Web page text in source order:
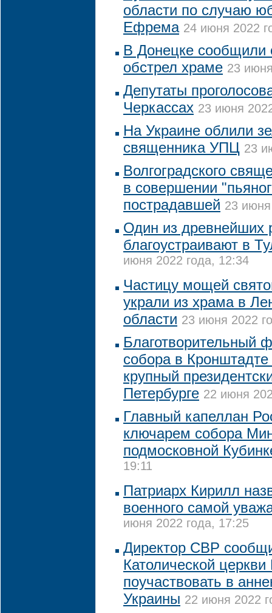
области по случаю
Ефрема 24 июня 2022
В Донецке
обстрел храме 23
Депутаты
Черкассах 23 июня
На Украине облили
священника УПЦ 23
Волгоградского
в совершении
пострадавшей 23
Один из древнейших
благоустраивают в
июня 2022 года, 12:34
Частицу мощей
украли из храма в
области 23 июня 2022
Благотворительный
собора в
крупный
Петербурге 22 июня
Главный капеллан
ключарем собора
подмосковной
19:11
Патриарх Кирилл
военного самой
июня 2022 года, 17:25
Директор СВР
Католической
поучаствовать в
Украины 22 июня 2022